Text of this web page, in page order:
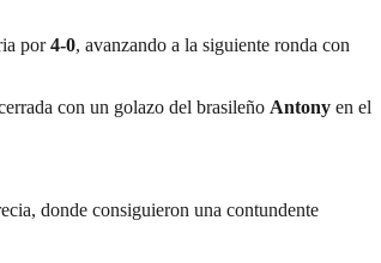
por4-0, avanzando a la siguiente ronda con
con un golazo del brasileño Antony en el
donde consiguieron una contundente